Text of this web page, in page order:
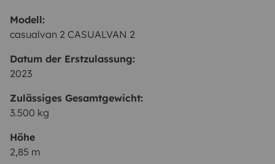
Modell:
casualvan 2 CASUALVAN 2
Datum der Erstzulassung:
2023
Zulässiges Gesamtgewicht:
3.500 kg
Höhe
2,85 m